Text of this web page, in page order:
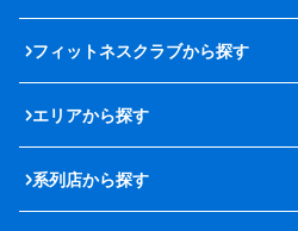
フィットネスクラブから探す
エリアから探す
系列店から探す